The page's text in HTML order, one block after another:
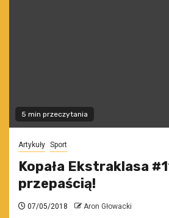
5 min przeczytania
Artykuły Sport
Kopała Ekstraklasa
przepaścią!
07/05/2018 Aron Głowacki